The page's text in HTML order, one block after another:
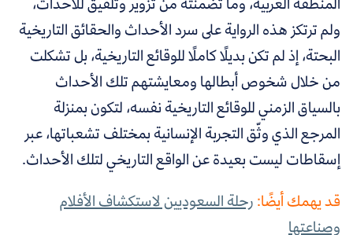
ولم ترتكز هذه الرواية على سرد الأحداث والحقائق التاريخية
البحتة، إذ لم تكن بديلًا كاملًا للوقائع التاريخية، بل تشكلت
من خلال شخوص أبطالها ومعايشتهم تلك الأحداث
بالسياق الزمني للوقائع التاريخية نفسه، لتكون بمنزلة
المرجع الذي وثّق التجربة الإنسانية بمختلف تشعباتها، عبر
إسقاطات ليست بعيدة عن الواقع التاريخي لتلك الأحداث.
قد يهمك أيضًا:رحلة السعوديين لاستكشاف الأفلام
وصناعتها